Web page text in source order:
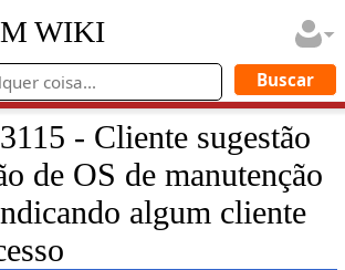
WIKI
- Cliente sugestão
de OS de manutenção
algum cliente